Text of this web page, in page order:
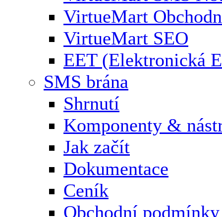
VirtueMart
VirtueMart SEO
EET (Elektronická
SMS brána
Shrnutí
Komponenty &
Jak začít
Dokumentace
Ceník
Obchodní podmínky